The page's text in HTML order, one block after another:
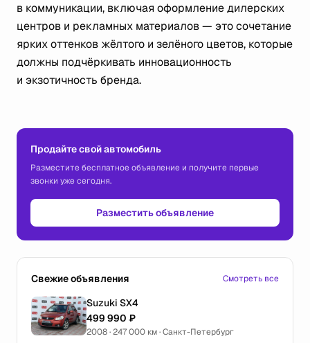
в коммуникации, включая оформление дилерских
центров и рекламных материалов — это сочетание
ярких оттенков жёлтого и зелёного цветов, которые
должны подчёркивать инновационность
и экзотичность бренда.
Продайте свой автомобиль
Разместите бесплатное объявление и получите первые
звонки уже сегодня.
Разместить объявление
Свежие объявления Смотреть все
Suzuki SX4
499 990 ₽
2008 · 247 000 км · Санкт-Петербург